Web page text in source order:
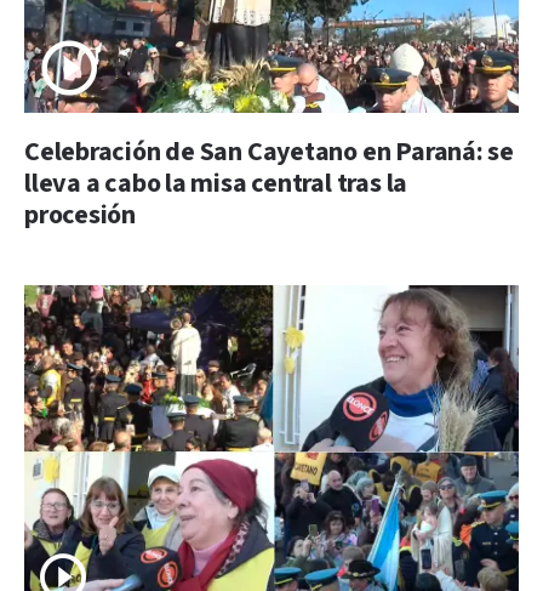
Celebración de San Cayetano en Paraná: se
lleva a cabo la misa central tras la
procesión